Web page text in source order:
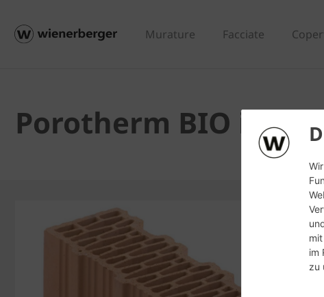
im
zu
Murature Facciate
Porotherm BIO inc